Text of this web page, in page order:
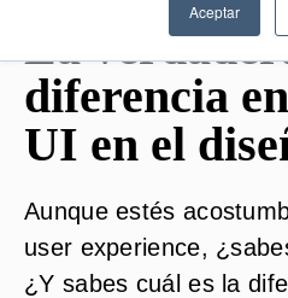
Aceptar
La
diferencia
UI en el
Aunque estés
user experience,
¿Y sabes cuál es la